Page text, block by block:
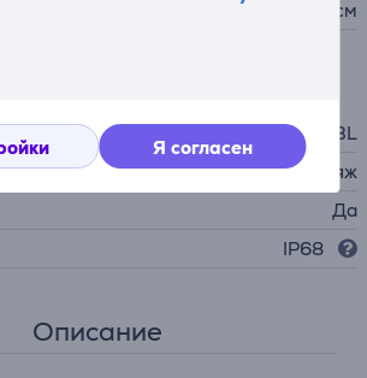
Я согласен
25,6 см
JBL
камуфляж
Да
IP68
Описание